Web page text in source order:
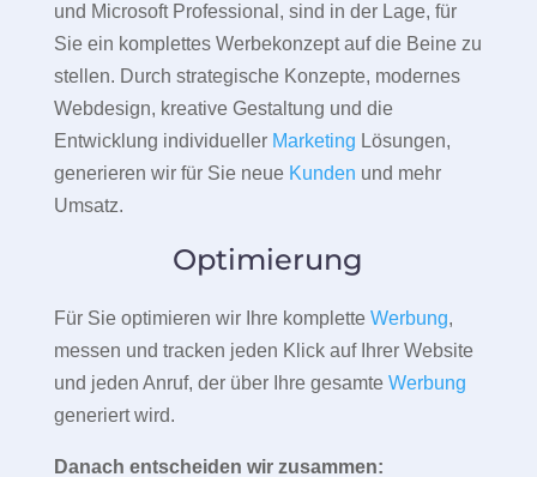
und Microsoft Professional, sind in der Lage, für
Sie ein komplettes Werbekonzept auf die Beine zu
stellen. Durch strategische Konzepte, modernes
Webdesign, kreative Gestaltung und die
Entwicklung individueller Marketing Lösungen,
generieren wir für Sie neue Kunden und mehr
Umsatz.
Optimierung
Für Sie optimieren wir Ihre komplette Werbung,
messen und tracken jeden Klick auf Ihrer Website
und jeden Anruf, der über Ihre gesamte Werbung
generiert wird.
Danach entscheiden wir zusammen: